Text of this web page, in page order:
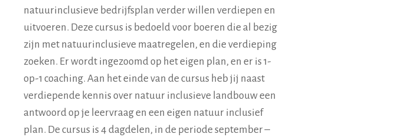
natuurinclusieve bedrijfsplan verder willen verdiepen en
uitvoeren. Deze cursus is bedoeld voor boeren die al bezig
zijn met natuurinclusieve maatregelen, en die verdieping
zoeken. Er wordt ingezoomd op het eigen plan, en er is 1-
op-1 coaching. Aan het einde van de cursus heb jij naast
verdiepende kennis over natuur inclusieve landbouw een
antwoord op je leervraag en een eigen natuur inclusief
plan. De cursus is 4 dagdelen, in de periode september –